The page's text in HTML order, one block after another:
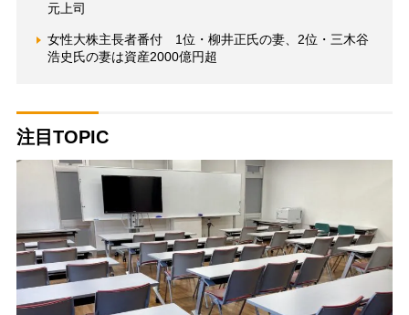
元上司
女性大株主長者番付 1位・柳井正氏の妻、2位・三木谷
浩史氏の妻は資産2000億円超
注目TOPIC